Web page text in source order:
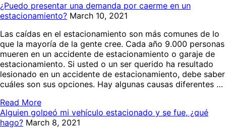
¿Puedo presentar una demanda por caerme en un
estacionamiento? March 10, 2021
Las caídas en el estacionamiento son más comunes de lo
que la mayoría de la gente cree. Cada año 9.000 personas
mueren en un accidente de estacionamiento o garaje de
estacionamiento. Si usted o un ser querido ha resultado
lesionado en un accidente de estacionamiento, debe saber
cuáles son sus opciones. Hay algunas causas diferentes …
Read More
Alguien golpeó mi vehículo estacionado y se fue, ¿qué
hago? March 8, 2021